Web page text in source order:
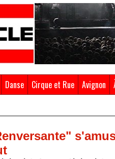
Danse Cirque et Rue Avignon